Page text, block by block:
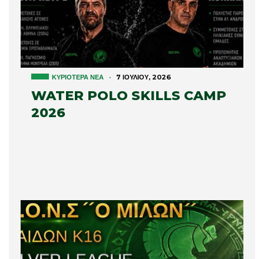
ΚΥΡΙΌΤΕΡΑ ΝΈΑ · 7 ΙΟΥΛΊΟΥ, 2026
WATER POLO SKILLS CAMP
2026